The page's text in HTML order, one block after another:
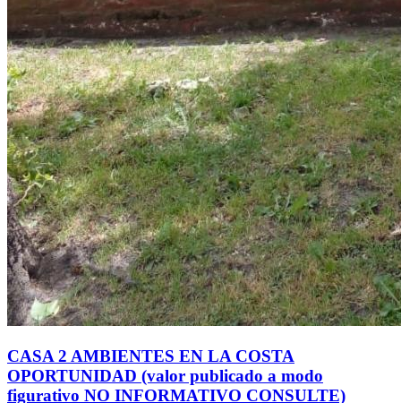
CASA 2 AMBIENTES EN LA COSTA
OPORTUNIDAD (valor publicado a modo
figurativo NO INFORMATIVO CONSULTE)